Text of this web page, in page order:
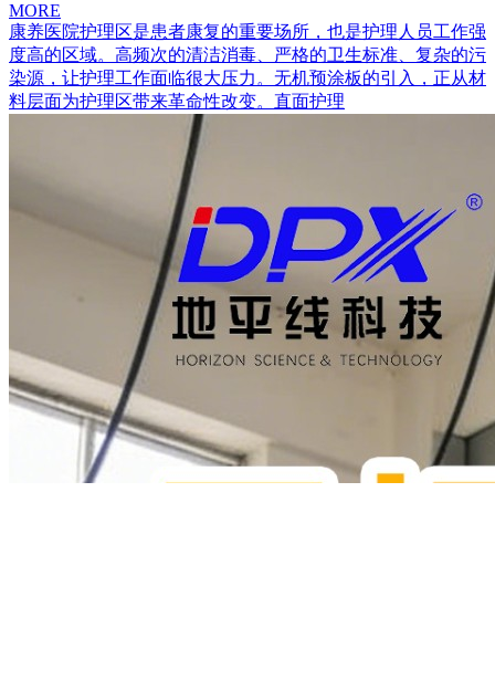
MORE
康养医院护理区是患者康复的重要场所，也是护理人员工作强
度高的区域。高频次的清洁消毒、严格的卫生标准、复杂的污
染源，让护理工作面临很大压力。无机预涂板的引入，正从材
料层面为护理区带来革命性改变。直面护理